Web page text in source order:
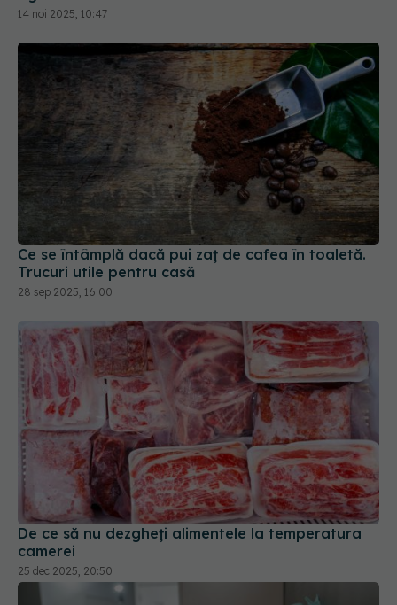
Ce se întâmplă dacă pui zaț de cafea în toaletă.
Trucuri utile pentru casă
28 sep 2025, 16:00
De ce să nu dezgheți alimentele la temperatura
camerei
25 dec 2025, 20:50